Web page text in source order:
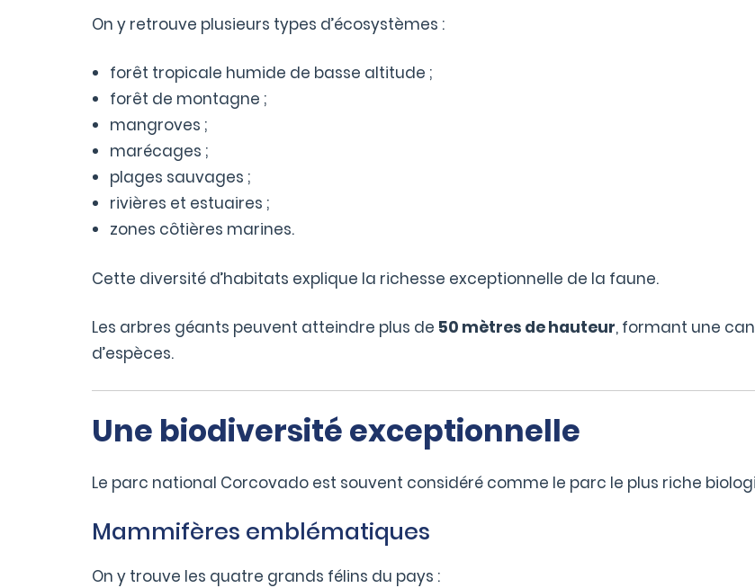
On y retrouve plusieurs types d’écosystèmes :
forêt tropicale humide de basse altitude ;
forêt de montagne ;
mangroves ;
marécages ;
plages sauvages ;
rivières et estuaires ;
zones côtières marines.
Cette diversité d’habitats explique la richesse exceptionnelle de la faune.
Les arbres géants peuvent atteindre plus de 50 mètres de hauteur, formant une
d’espèces.
Une biodiversité exceptionnelle
Le parc national Corcovado est souvent considéré comme le parc le plus riche
Mammifères emblématiques
On y trouve les quatre grands félins du pays :